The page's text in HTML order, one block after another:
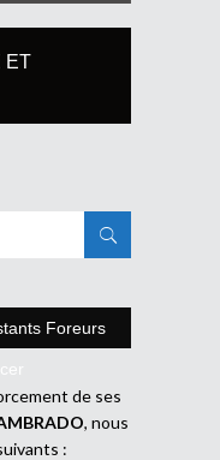
ET
Foreurs
de ses
, nous
: